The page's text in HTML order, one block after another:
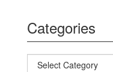
Categories
Categories